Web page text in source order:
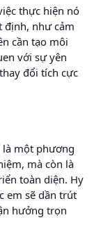
thực hiện nó
định, như cảm
cần tạo môi
với sự yên
đổi tích cực
là một phương
mà còn là
toàn diện. Hy
em sẽ dần trút
hưởng trọn